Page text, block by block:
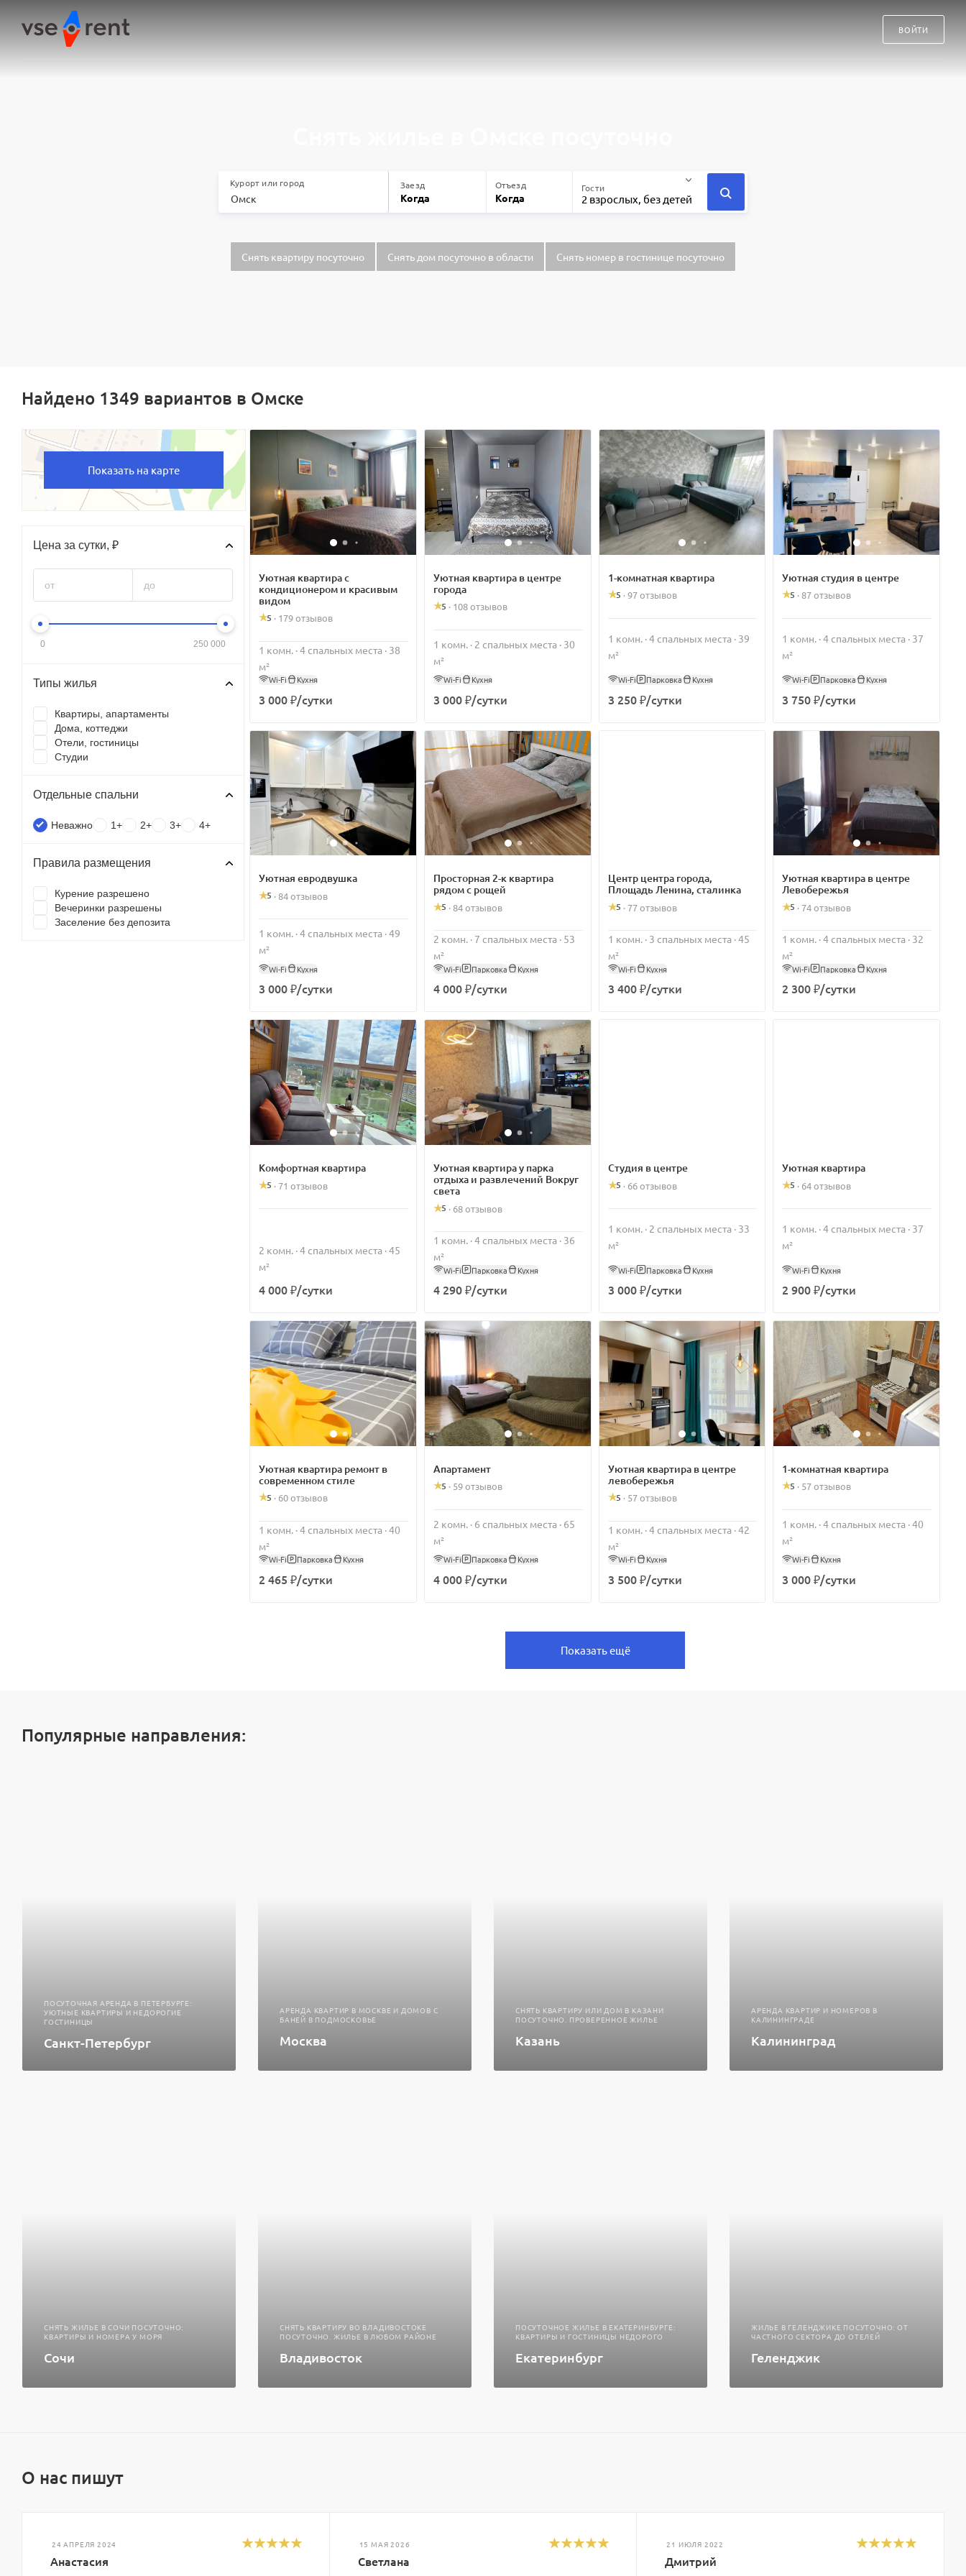
ВОЙТИ
Курорт или город Заезд
Когда
Отъезд
Когда
Гости
2 взрослых, без детей
Снять квартиру посуточно Снять дом посуточно в области Снять номер в гостинице посуточно
Найдено 1349 вариантов в Омске
Показать на карте
Цена за сутки, ₽
0 250 000
Типы жилья
Квартиры, апартаменты
Дома, коттеджи
Отели, гостиницы
Студии
Отдельные спальни
Неважно 1+ 2+ 3+ 4+
Правила размещения
Курение разрешено
Вечеринки разрешены
Заселение без депозита
Уютная квартира с
кондиционером и красивым
видом
5 · 179 отзывов
1 комн. · 4 спальных места · 38
м²
Wi-Fi Кухня
3 000 ₽/сутки
Уютная квартира в центре
города
5 · 108 отзывов
1 комн. · 2 спальных места · 30
м²
Wi-Fi Кухня
3 000 ₽/сутки
1-комнатная квартира
5 · 97 отзывов
1 комн. · 4 спальных места · 39
м²
Wi-Fi Парковка Кухня
3 250 ₽/сутки
Уютная студия в центре
5 · 87 отзывов
1 комн. · 4 спальных места · 37
м²
Wi-Fi Парковка Кухня
3 750 ₽/сутки
Уютная евродвушка
5 · 84 отзывов
1 комн. · 4 спальных места · 49
м²
Wi-Fi Кухня
3 000 ₽/сутки
Просторная 2-к квартира
рядом с рощей
5 · 84 отзывов
2 комн. · 7 спальных места · 53
м²
Wi-Fi Парковка Кухня
4 000 ₽/сутки
Центр центра города,
Площадь Ленина, сталинка
5 · 77 отзывов
1 комн. · 3 спальных места · 45
м²
Wi-Fi Кухня
3 400 ₽/сутки
Уютная квартира в центре
Левобережья
5 · 74 отзывов
1 комн. · 4 спальных места · 32
м²
Wi-Fi Парковка Кухня
2 300 ₽/сутки
Комфортная квартира
5 · 71 отзывов
2 комн. · 4 спальных места · 45
м²
4 000 ₽/сутки
Уютная квартира у парка
отдыха и развлечений Вокруг
света
5 · 68 отзывов
1 комн. · 4 спальных места · 36
м²
Wi-Fi Парковка Кухня
4 290 ₽/сутки
Студия в центре
5 · 66 отзывов
1 комн. · 2 спальных места · 33
м²
Wi-Fi Парковка Кухня
3 000 ₽/сутки
Уютная квартира
5 · 64 отзывов
1 комн. · 4 спальных места · 37
м²
Wi-Fi Кухня
2 900 ₽/сутки
Уютная квартира ремонт в
современном стиле
5 · 60 отзывов
1 комн. · 4 спальных места · 40
м²
Wi-Fi Парковка Кухня
2 465 ₽/сутки
Апартамент
5 · 59 отзывов
2 комн. · 6 спальных места · 65
м²
Wi-Fi Парковка Кухня
4 000 ₽/сутки
Уютная квартира в центре
левобережья
5 · 57 отзывов
1 комн. · 4 спальных места · 42
м²
Wi-Fi Кухня
3 500 ₽/сутки
1-комнатная квартира
5 · 57 отзывов
1 комн. · 4 спальных места · 40
м²
Wi-Fi Кухня
3 000 ₽/сутки
Показать ещё
Популярные направления:
ПОСУТОЧНАЯ АРЕНДА В ПЕТЕРБУРГЕ:
УЮТНЫЕ КВАРТИРЫ И НЕДОРОГИЕ
ГОСТИНИЦЫ
Санкт-Петербург
АРЕНДА КВАРТИР В МОСКВЕ И ДОМОВ С
БАНЕЙ В ПОДМОСКОВЬЕ
Москва
СНЯТЬ КВАРТИРУ ИЛИ ДОМ В КАЗАНИ
ПОСУТОЧНО. ПРОВЕРЕННОЕ ЖИЛЬЕ
Казань
АРЕНДА КВАРТИР И НОМЕРОВ В
КАЛИНИНГРАДЕ
Калининград
СНЯТЬ ЖИЛЬЕ В СОЧИ ПОСУТОЧНО:
КВАРТИРЫ И НОМЕРА У МОРЯ
Сочи
СНЯТЬ КВАРТИРУ ВО ВЛАДИВОСТОКЕ
ПОСУТОЧНО. ЖИЛЬЕ В ЛЮБОМ РАЙОНЕ
Владивосток
ПОСУТОЧНОЕ ЖИЛЬЕ В ЕКАТЕРИНБУРГЕ:
КВАРТИРЫ И ГОСТИНИЦЫ НЕДОРОГО
Екатеринбург
ЖИЛЬЕ В ГЕЛЕНДЖИКЕ ПОСУТОЧНО: ОТ
ЧАСТНОГО СЕКТОРА ДО ОТЕЛЕЙ
Геленджик
О нас пишут
24 АПРЕЛЯ 2024
Анастасия
15 МАЯ 2026
Светлана
21 ИЮЛЯ 2022
Дмитрий